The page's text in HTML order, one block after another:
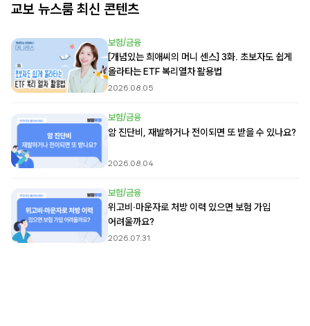
교보 뉴스룸 최신 콘텐츠
보험/금융
[개념있는 희애씨의 머니 센스] 3화. 초보자도 쉽게
올라타는 ETF 복리열차 활용법
2026.08.05
보험/금융
암 진단비, 재발하거나 전이되면 또 받을 수 있나요?
2026.08.04
보험/금융
위고비·마운자로 처방 이력 있으면 보험 가입
어려울까요?
2026.07.31